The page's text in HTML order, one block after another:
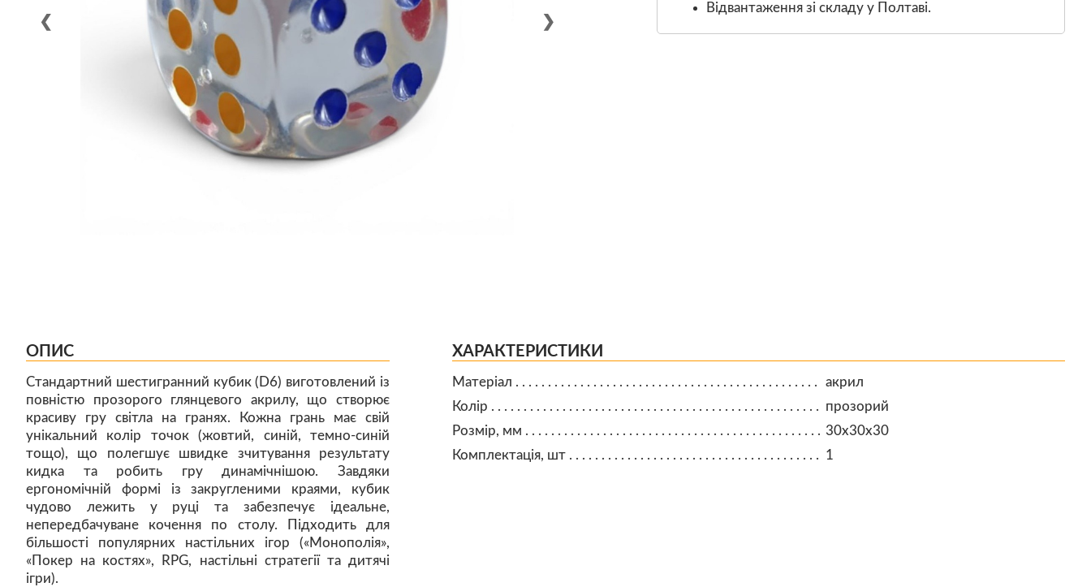
❮ ❯
Відвантаження зі складу у Полтаві.
ОПИС
Стандартний шестигранний кубик (D6) виготовлений із
повністю прозорого глянцевого акрилу, що створює
красиву гру світла на гранях. Кожна грань має свій
унікальний колір точок (жовтий, синій, темно-синій
тощо), що полегшує швидке зчитування результату
кидка та робить гру динамічнішою. Завдяки
ергономічній формі із закругленими краями, кубик
чудово лежить у руці та забезпечує ідеальне,
непередбачуване кочення по столу. Підходить для
більшості популярних настільних ігор («Монополія»,
«Покер на костях», RPG, настільні стратегії та дитячі
ігри).
ХАРАКТЕРИСТИКИ
Матеріал
акрил
Колір
прозорий
Розмір, мм
30х30х30
Комплектація, шт
1